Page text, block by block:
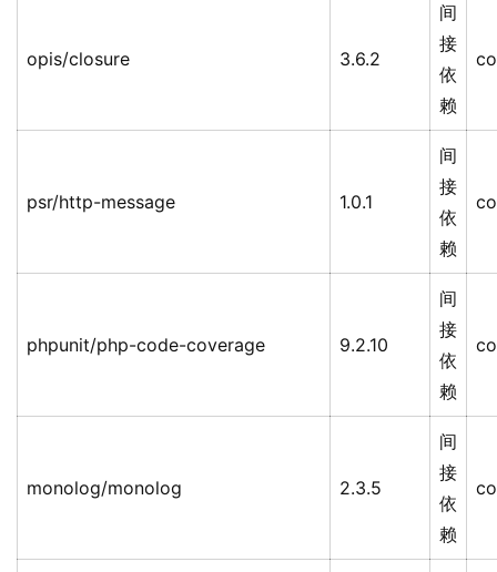
opis/closure 3.6.2
间
接
依
赖
psr/http-message 1.0.1
间
接
依
赖
phpunit/php-code-coverage 9.2.10
间
接
依
赖
monolog/monolog 2.3.5
间
接
依
赖